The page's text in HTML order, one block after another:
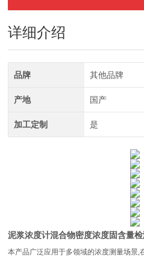
详细介绍
品牌 其他品牌
产地 国产
加工定制 是
泥浆浓度计混合物密度浓度固含量检
本产品广泛应用于多领域的浓度测量场景,